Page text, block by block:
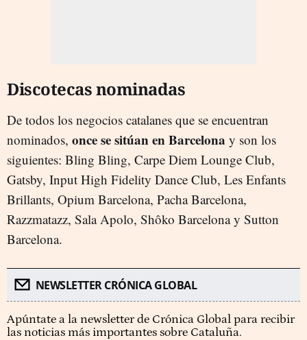
Discotecas nominadas
De todos los negocios catalanes que se encuentran
nominados, once se sitúan en Barcelona y son los
siguientes: Bling Bling, Carpe Diem Lounge Club,
Gatsby, Input High Fidelity Dance Club, Les Enfants
Brillants, Opium Barcelona, Pacha Barcelona,
Razzmatazz, Sala Apolo, Shôko Barcelona y Sutton
Barcelona.
NEWSLETTER CRÓNICA GLOBAL
Apúntate a la newsletter de Crónica Global para recibir
las noticias más importantes sobre Cataluña.